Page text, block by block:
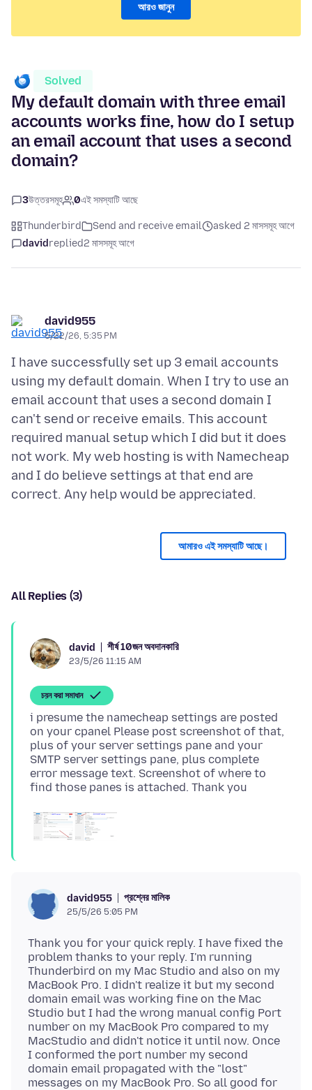
আরও জানুন
Solved
My default domain with three email
accounts works fine, how do I setup
an email account that uses a second
domain?
3উত্তরসমূহ 0এই সমস্যাটি আছে
Thunderbird Send and receive email
asked 2 মাসসমূহ আগে
davidreplied2 মাসসমূহ আগে
david955
5/22/26, 5:35 PM
I have successfully set up 3 email accounts
using my default domain. When I try to use an
email account that uses a second domain I
can't send or receive emails. This account
required manual setup which I did but it does
not work. My web hosting is with Namecheap
and I do believe settings at that end are
আমারও এই সমস্যাটি আছে।
All Replies (3)
david শীর্ষ 10জন অবদানকারি
23/5/26 11:15 AM
চয়ন করা সমাধান
i presume the namecheap settings are posted
on your cpanel Please post screenshot of that,
plus of your server settings pane and your
SMTP server settings pane, plus complete
error message text. Screenshot of where to
david955 প্রশ্নের মালিক
25/5/26 5:05 PM
Thank you for your quick reply. I have fixed the
problem thanks to your reply. I'm running
Thunderbird on my Mac Studio and also on my
MacBook Pro. I didn't realize it but my second
domain email was working fine on the Mac
Studio but I had the wrong manual config Port
number on my MacBook Pro compared to my
MacStudio and didn't notice it until now. Once
I conformed the port number my second
domain email propagated with the "lost"
messages on my MacBook Pro. So all good for